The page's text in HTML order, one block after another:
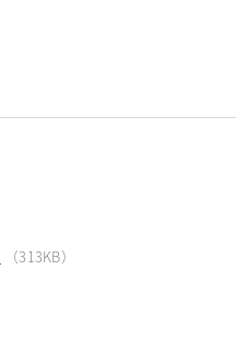
（313KB）